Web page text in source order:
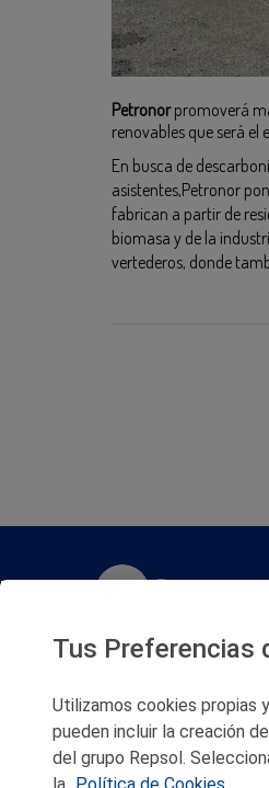
Petronorpromoverá
renovables que será el
En busca de
asistentes,Petronor
fabrican a partir de
biomasa y de la
vertederos, donde
Twitter
Facebook
Youtube
Flickr
Tus Preferencias
Utilizamos cookies propias
pueden incluir la creación
del grupo Repsol.